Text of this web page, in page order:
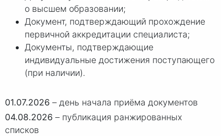
о высшем образовании;
Документ, подтверждающий прохождение
первичной аккредитации специалиста;
Документы, подтверждающие
индивидуальные достижения поступающего
(при наличии).
01.07.2026 – день начала приёма документов
04.08.2026 – публикация ранжированных
списков